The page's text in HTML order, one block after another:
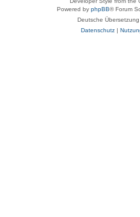
Powered by phpBB® Forum
Deutsche
Datenschutz|